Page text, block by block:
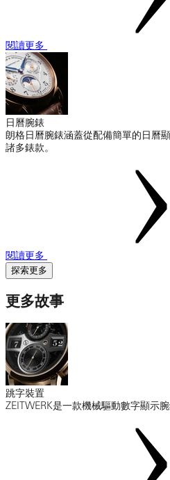
閱讀更多
日曆腕錶
朗格日曆腕錶涵蓋從配備簡單的日曆
諸多錶款。
閱讀更多
探索更多
更多故事
跳字裝置
ZEITWERK是一款機械驅動數字顯示腕